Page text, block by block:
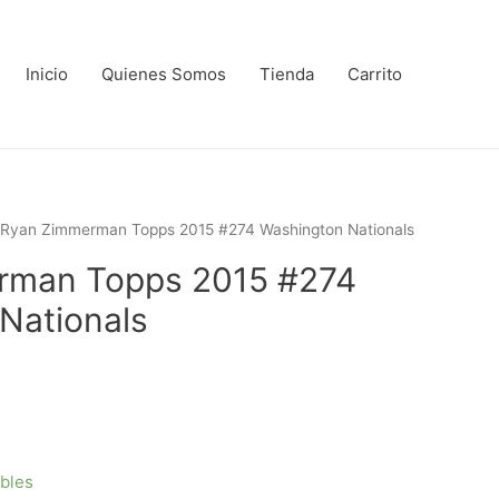
Inicio Quienes Somos Tienda Carrito
Zimmerman Topps 2015 #274 Washington Nationals
Topps 2015 #274